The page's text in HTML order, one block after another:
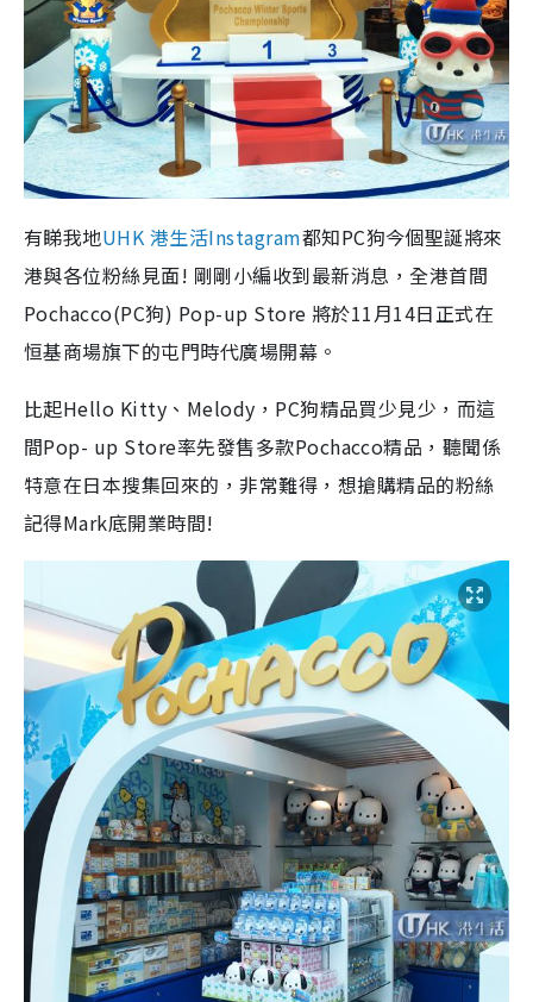
有睇我地UHK 港生活Instagram都知PC狗今個聖誕將來
港與各位粉絲見面! 剛剛小編收到最新消息，全港首間
Pochacco(PC狗) Pop-up Store 將於11月14日正式在
恒基商場旗下的屯門時代廣場開幕。
比起Hello Kitty、Melody，PC狗精品買少見少，而這
間Pop- up Store率先發售多款Pochacco精品，聽聞係
特意在日本搜集回來的，非常難得，想搶購精品的粉絲
記得Mark底開業時間!